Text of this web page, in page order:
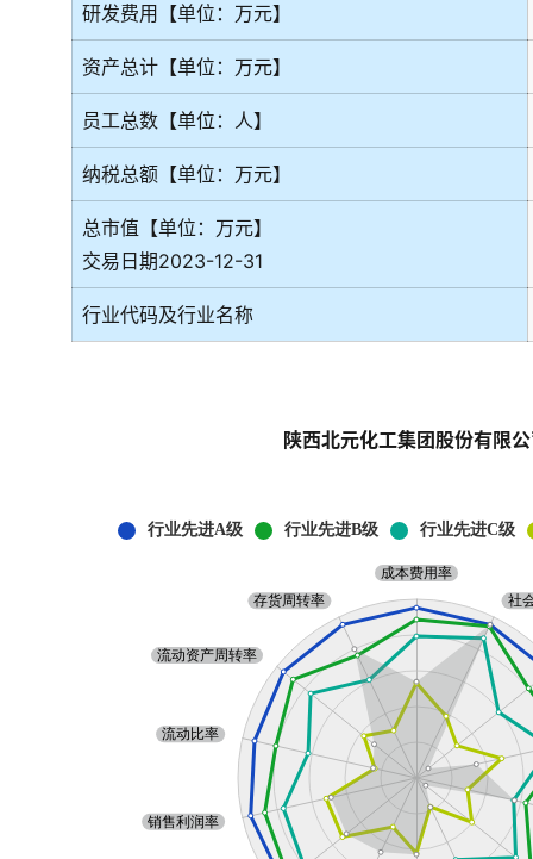
研发费用【单位：万元】
资产总计【单位：万元】
员工总数【单位：人】
纳税总额【单位：万元】
总市值【单位：万元】
交易日期2023-12-31
行业代码及行业名称
陕西北元化工集团股份有限